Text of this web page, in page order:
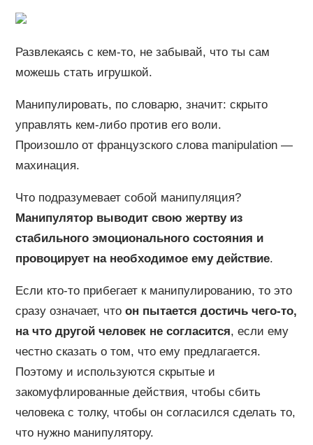
Развлекаясь с кем-то, не забывай, что ты сам
можешь стать игрушкой.
Манипулировать, по словарю, значит: скрыто
управлять кем-либо против его воли.
Произошло от французского слова manipulation —
махинация.
Что подразумевает собой манипуляция?
Манипулятор выводит свою жертву из
стабильного эмоционального состояния и
провоцирует на необходимое ему действие.
Если кто-то прибегает к манипулированию, то это
сразу означает, что он пытается достичь чего-то,
на что другой человек не согласится, если ему
честно сказать о том, что ему предлагается.
Поэтому и используются скрытые и
закомуфлированные действия, чтобы сбить
человека с толку, чтобы он согласился сделать то,
что нужно манипулятору.